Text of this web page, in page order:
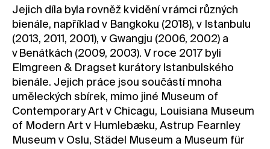
Jejich díla byla rovněž k vidění v rámci různých
bienále, například v Bangkoku (2018), v Istanbulu
(2013, 2011, 2001), v Gwangju (2006, 2002) a
v Benátkách (2009, 2003). V roce 2017 byli
Elmgreen & Dragset kurátory Istanbulského
bienále. Jejich práce jsou součástí mnoha
uměleckých sbírek, mimo jiné Museum of
Contemporary Art v Chicagu, Louisiana Museum
of Modern Art v Humlebæku, Astrup Fearnley
Museum v Oslu, Städel Museum a Museum für